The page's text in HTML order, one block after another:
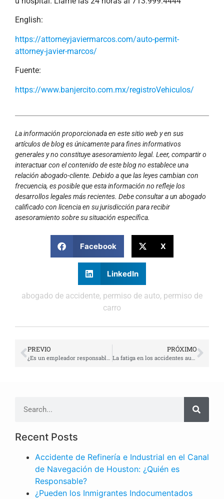
English:
https://attorneyjaviermarcos.com/auto-permit-
attorney-javier-marcos/
Fuente:
https://www.banjercito.com.mx/registroVehiculos/
La información proporcionada en este sitio web y en sus
artículos de blog es únicamente para fines informativos
generales y no constituye asesoramiento legal. Leer, compartir o
interactuar con el contenido de este blog no establece una
relación abogado-cliente. Debido a que las leyes cambian con
frecuencia, es posible que esta información no refleje los
desarrollos legales más recientes. Debe consultar a un abogado
calificado con licencia en su jurisdicción para recibir
asesoramiento sobre su situación específica.
Facebook X
LinkedIn
abogado de accidente, permiso de auto, permiso de
carro
PREVIO
¿Es un empleador responsable por un accidente de carro que involucra a los empleados?
PRÓXIMO
La fatiga en los accidentes automovilisticos | Abogado Javier Marcos
Recent Posts
Accidente de Refinería e Industrial en el Canal
de Navegación de Houston: ¿Quién es
Responsable?
¿Pueden los Inmigrantes Indocumentados